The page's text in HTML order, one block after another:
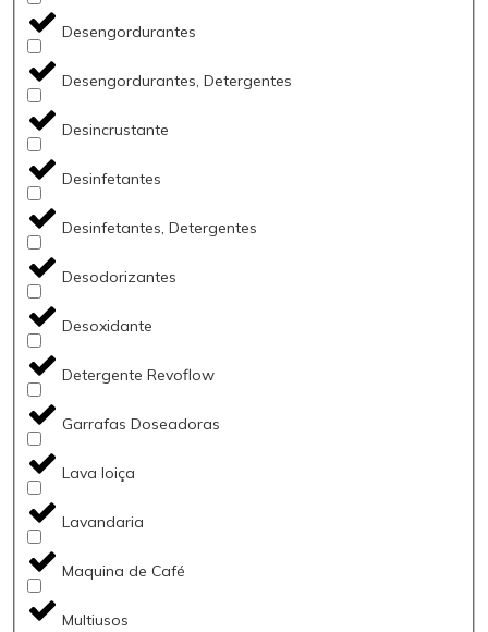
Desengordurantes
Desengordurantes, Detergentes
Desincrustante
Desinfetantes
Desinfetantes, Detergentes
Desodorizantes
Desoxidante
Detergente Revoflow
Garrafas Doseadoras
Lava loiça
Lavandaria
Maquina de Café
Multiusos